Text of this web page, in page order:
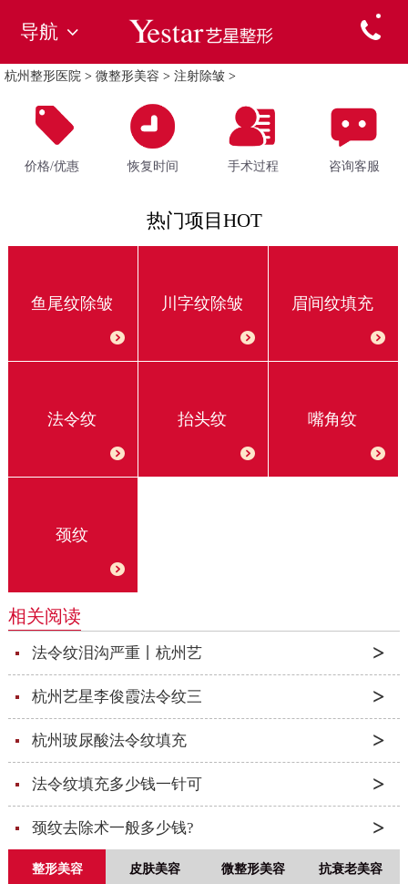
导航
杭州整形医院 > 微整形美容 > 注射除皱 >
价格/优惠 恢复时间 手术过程 咨询客服
热门项目HOT
鱼尾纹除皱 川字纹除皱 眉间纹填充
法令纹 抬头纹 嘴角纹
颈纹
相关阅读
法令纹泪沟严重丨杭州艺
杭州艺星李俊霞法令纹三
杭州玻尿酸法令纹填充
法令纹填充多少钱一针可
颈纹去除术一般多少钱?
整形美容 皮肤美容 微整形美容 抗衰老美容